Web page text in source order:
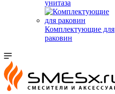
унитаза
Комплектующие для
раковин